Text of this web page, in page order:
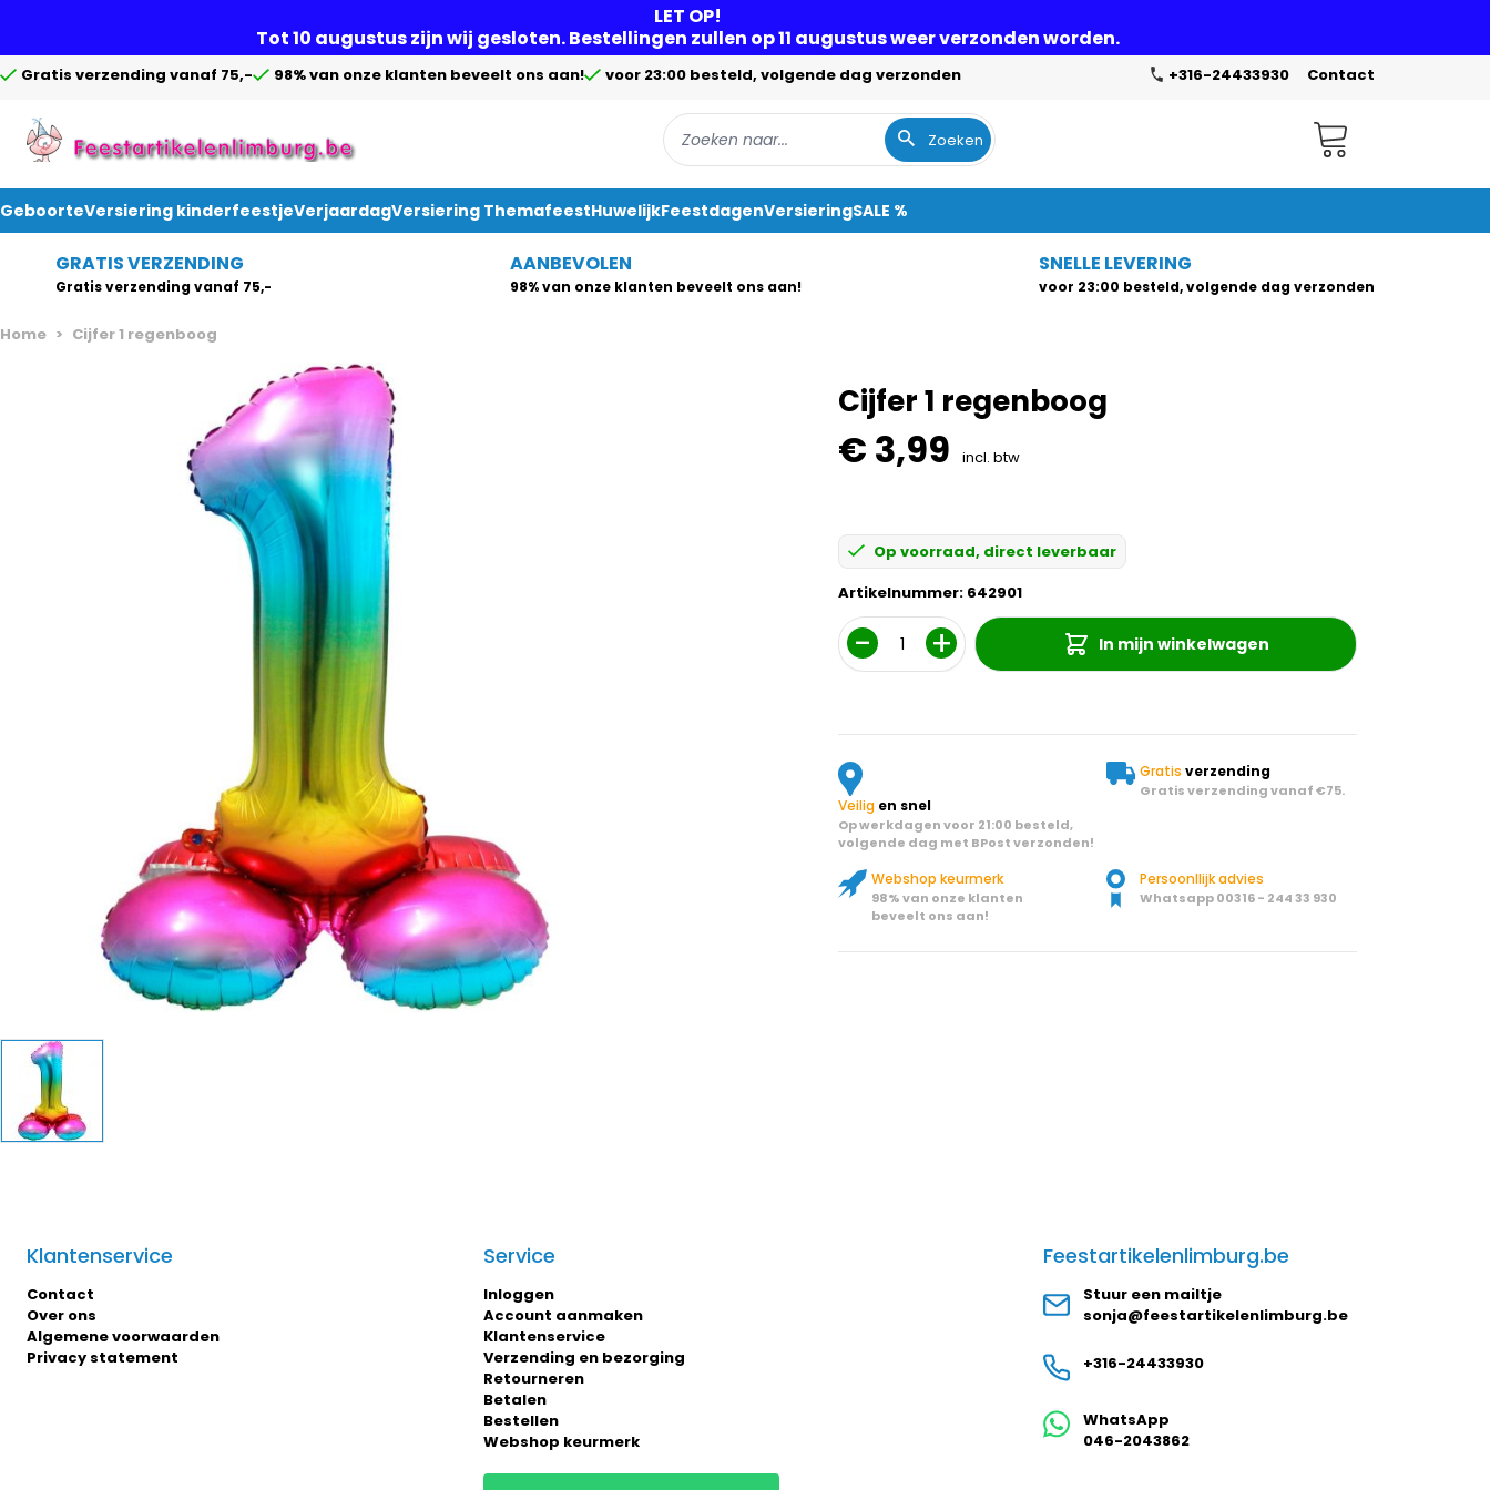
LET OP!
Tot 10 augustus zijn wij gesloten. Bestellingen zullen op 11 augustus weer verzonden worden.
Gratis verzending vanaf 75,- 98% van onze klanten beveelt ons aan! voor 23:00 besteld, volgende dag verzonden +316-24433930 Contact
Zoeken Winkelwagen
GeboorteVersiering kinderfeestjeVerjaardagVersiering ThemafeestHuwelijkFeestdagenVersieringSALE %
GRATIS VERZENDING
Gratis verzending vanaf 75,-
AANBEVOLEN
98% van onze klanten beveelt ons aan!
SNELLE LEVERING
voor 23:00 besteld, volgende dag verzonden
Home > Cijfer 1 regenboog
Cijfer 1 regenboog
€ 3,99 incl. btw
Op voorraad, direct leverbaar
Artikelnummer: 642901
Aantal
In mijn winkelwagen
Veilig en snel
Op werkdagen voor 21:00 besteld,
volgende dag met BPost verzonden!
Gratis verzending
Gratis verzending vanaf €75.
Webshop keurmerk
98% van onze klanten
beveelt ons aan!
Persoonllijk advies
Whatsapp 00316 - 244 33 930
Klantenservice
Contact
Over ons
Algemene voorwaarden
Privacy statement
Service
Inloggen
Account aanmaken
Klantenservice
Verzending en bezorging
Retourneren
Betalen
Bestellen
Webshop keurmerk
Feestartikelenlimburg.be
Stuur een mailtje
sonja@feestartikelenlimburg.be
+316-24433930
WhatsApp
046-2043862